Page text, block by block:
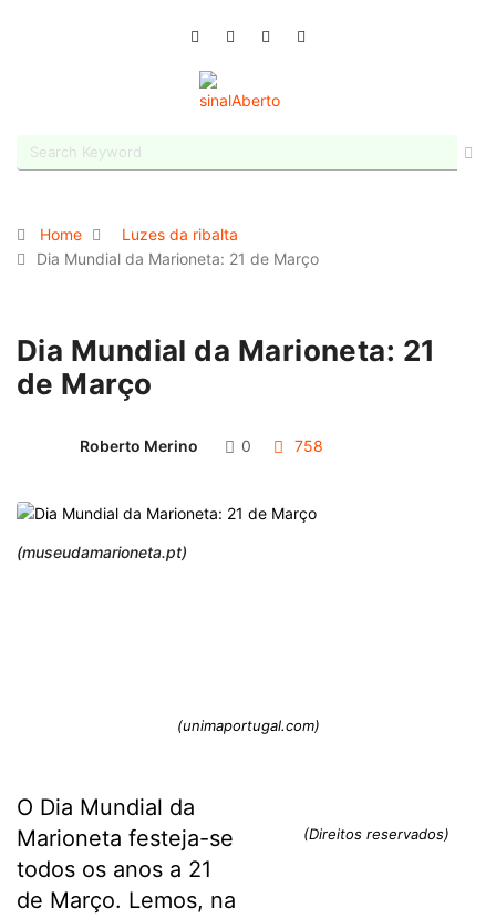
Home
Luzes da ribalta
Dia Mundial da Marioneta: 21 de Março
Dia Mundial da Marioneta: 21
de Março
Roberto Merino 0 758
(museudamarioneta.pt)
(unimaportugal.com)
(Direitos reservados)
O Dia Mundial da
Marioneta festeja-se
todos os anos a 21
de Março. Lemos, na